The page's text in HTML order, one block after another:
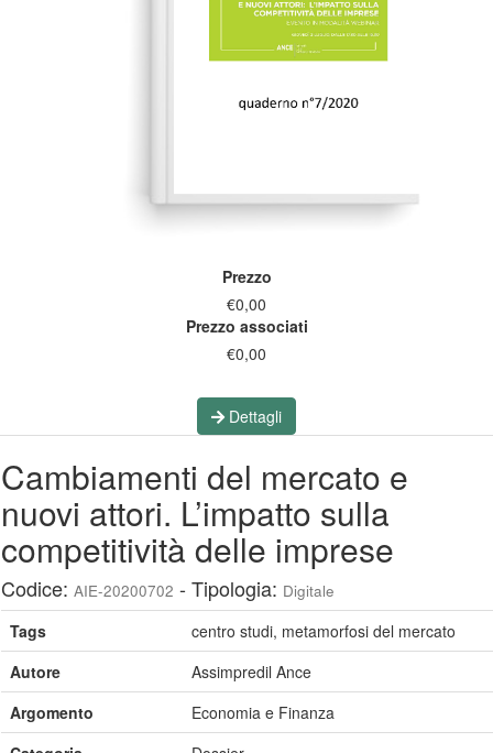
Prezzo
€0,00
Prezzo associati
€0,00
Dettagli
Cambiamenti del mercato e
nuovi attori. L’impatto sulla
competitività delle imprese
Codice: AIE-20200702 - Tipologia: Digitale
Tags
centro studi, metamorfosi del mercato
Autore
Assimpredil Ance
Argomento
Economia e Finanza